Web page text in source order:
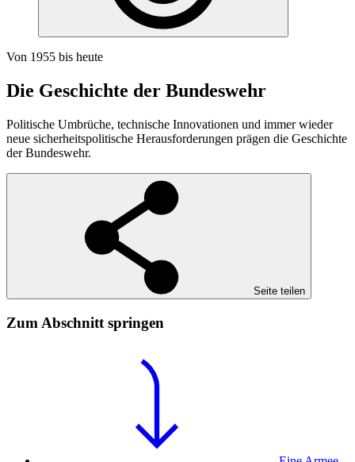
Von 1955 bis heute
Die Geschichte der Bundeswehr
Politische Umbrüche, technische Innovationen und immer wieder
neue sicherheitspolitische Herausforderungen prägen die Geschichte
der Bundeswehr.
Seite teilen
Zum Abschnitt springen